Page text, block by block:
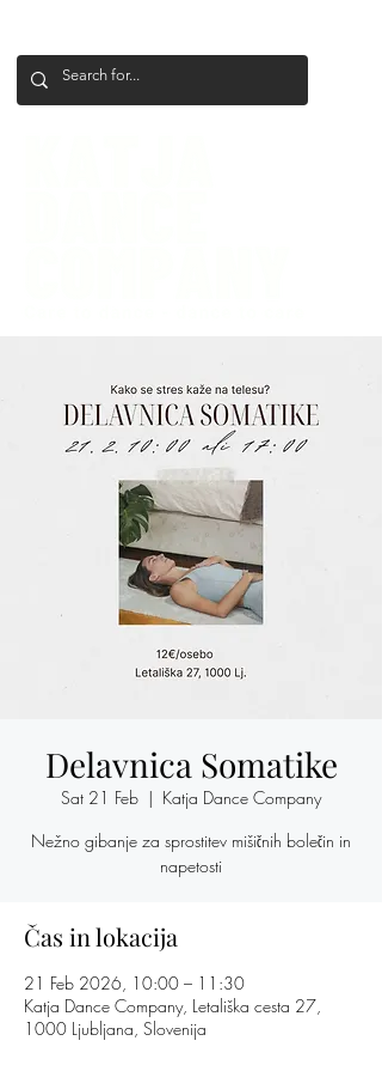
Delavnica Somatike
Sat 21 Feb
  |
Katja Dance Company
Nežno gibanje za sprostitev mišičnih bolečin in
napetosti
Čas in lokacija
21 Feb 2026, 10:00 – 11:30
Katja Dance Company, Letališka cesta 27,
1000 Ljubljana, Slovenija